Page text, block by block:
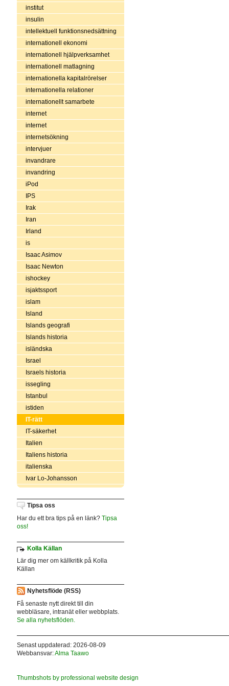
institut
insulin
intellektuell funktionsnedsättning
internationell ekonomi
internationell hjälpverksamhet
internationell matlagning
internationella kapitalrörelser
internationella relationer
internationellt samarbete
internet
internet
internetsökning
intervjuer
invandrare
invandring
iPod
IPS
Irak
Iran
Irland
is
Isaac Asimov
Isaac Newton
ishockey
isjaktssport
islam
Island
Islands geografi
Islands historia
isländska
Israel
Israels historia
issegling
Istanbul
istiden
IT-rätt
IT-säkerhet
Italien
Italiens historia
italienska
Ivar Lo-Johansson
Tipsa oss
Har du ett bra tips på en länk? Tipsa
oss!
Kolla Källan
Lär dig mer om källkritik på Kolla
Källan
Nyhetsflöde (RSS)
Få senaste nytt direkt till din
webbläsare, intranät eller webbplats.
Se alla nyhetsflöden.
Senast uppdaterad: 2026-08-09
Webbansvar:Alma Taawo
Thumbshots by professional website design